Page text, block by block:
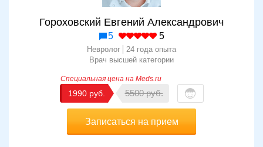
Гороховский Евгений Александрович
5 5
Невролог
24 года опыта
Врач высшей категории
1990 5500
Записаться на прием